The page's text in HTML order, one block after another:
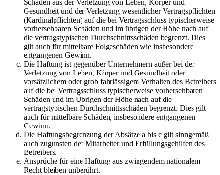
Schäden aus der Verletzung von Leben, Körper und
Gesundheit und der Verletzung wesentlicher Vertragspflichten
(Kardinalpflichten) auf die bei Vertragsschluss typischerweise
vorhersehbaren Schäden und im übrigen der Höhe nach auf
die vertragstypischen Durchschnittsschäden begrenzt. Dies
gilt auch für mittelbare Folgeschäden wie insbesondere
entgangenen Gewinn.
Die Haftung ist gegenüber Unternehmern außer bei der
Verletzung von Leben, Körper und Gesundheit oder
vorsätzlichem oder grob fahrlässigem Verhalten des Betreibers
auf die bei Vertragsschluss typischerweise vorhersehbaren
Schäden und im Übrigen der Höhe nach auf die
vertragstypischen Durchschnittsschäden begrenzt. Dies gilt
auch für mittelbare Schäden, insbesondere entgangenen
Gewinn.
Die Haftungsbegrenzung der Absätze a bis c gilt sinngemäß
auch zugunsten der Mitarbeiter und Erfüllungsgehilfen des
Betreibers.
Ansprüche für eine Haftung aus zwingendem nationalem
Recht bleiben unberührt.